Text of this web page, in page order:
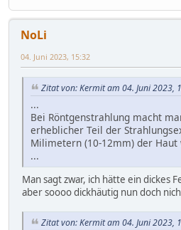
NoLi
04. Juni 2023, 15:32
Zitat von: Kermit am 04. Juni 2023,
...
Bei Röntgenstrahlung macht
erheblicher Teil der
Milimetern (10-12mm) der
...
Man sagt zwar, ich hätte ein dickes
aber soooo dickhäutig nun doch
Zitat von: Kermit am 04. Juni 2023,